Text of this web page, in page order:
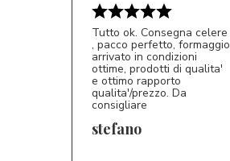
S*
Tutto ok. Consegna celere
, pacco perfetto, formaggio
arrivato in condizioni
ottime, prodotti di qualita'
e ottimo rapporto
qualita'/prezzo. Da
consigliare
stefano